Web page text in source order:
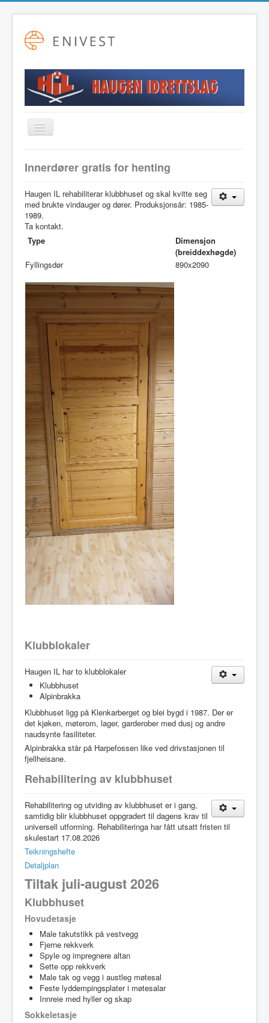
Toggle
Navigation
Fotball
Friidrett
Langrenn
Klubblokaler
Medlemsskap
Minnefond
Innerdører gratis for henting
Haugen IL rehabiliterar klubbhuset og skal kvitte seg
med brukte vindauger og dører. Produksjonsår: 1985-
1989.
Ta kontakt.
Type
Dimensjon
(breiddexhøgde)
Fyllingsdør
890x2090
Klubblokaler
Haugen IL har to klubblokaler
Klubbhuset
Alpinbrakka
Klubbhuset ligg på Klenkarberget og blei bygd i 1987. Der er
det kjøken, møterom, lager, garderober med dusj og andre
naudsynte fasiliteter.
Alpinbrakka står på Harpefossen like ved drivstasjonen til
fjellheisane.
Rehabilitering av klubbhuset
Rehabilitering og utviding av klubbhuset er i gang,
samtidig blir klubbhuset oppgradert til dagens krav til
universell utforming. Rehabiliteringa har fått utsatt fristen til
skulestart 17.08.2026
Teikningshefte
Detaljplan
Tiltak juli-august 2026
Klubbhuset
Hovudetasje
Male takutstikk på vestvegg
Fjerne rekkverk
Spyle og impregnere altan
Sette opp rekkverk
Male tak og vegg i austleg møtesal
Feste lyddempingsplater i møtesalar
Innreie med hyller og skap
Sokkeletasje